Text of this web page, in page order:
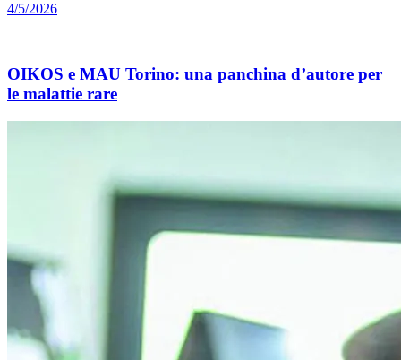
4/5/2026
OIKOS e MAU Torino: una panchina d’autore per
le malattie rare